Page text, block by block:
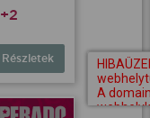
Részletek